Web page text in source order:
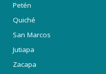
Petén
Quiché
San Marcos
Jutiapa
Zacapa